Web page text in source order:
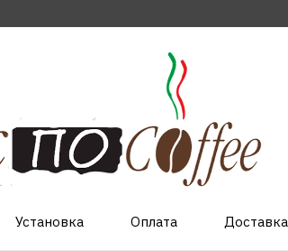
Установка Оплата Доставка